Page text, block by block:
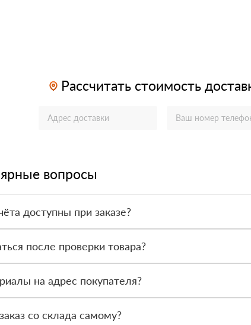
Рассчитать стоимость
вопросы
доступны при заказе?
после проверки товара?
на адрес покупателя?
со склада самому?